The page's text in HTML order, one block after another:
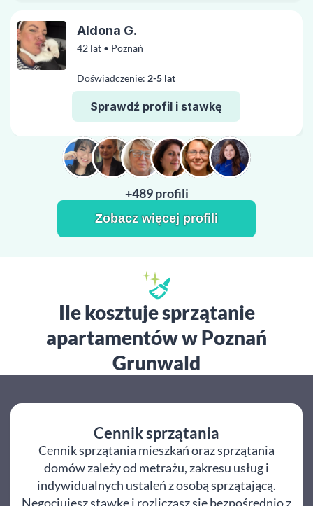
42 lat • Poznań
Doświadczenie: 2-5 lat
Sprawdź profil i stawkę
Aldona G.
+489 profili
Zobacz więcej profili
Ile kosztuje sprzątanie
apartamentów w Poznań
Grunwald
Cennik sprzątania
Cennik sprzątania mieszkań oraz sprzątania
domów zależy od metrażu, zakresu usług i
indywidualnych ustaleń z osobą sprzątającą.
Negocjujesz stawkę i rozliczasz się bezpośrednio z